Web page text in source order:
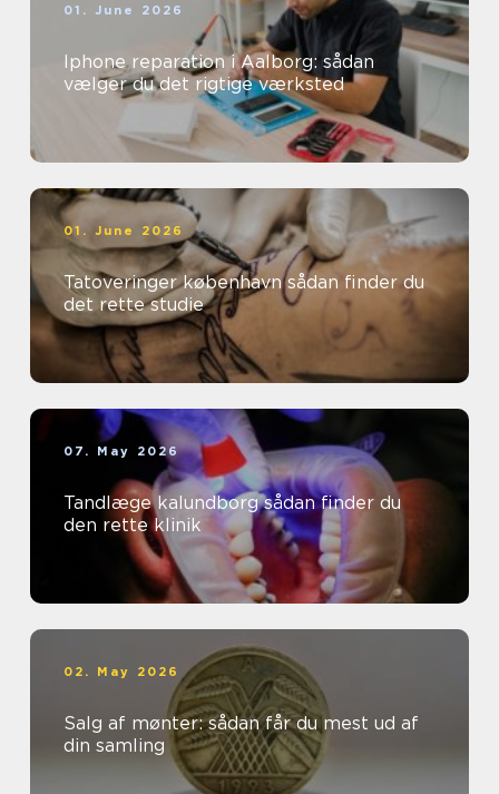
01. June 2026
Iphone reparation i Aalborg: sådan
vælger du det rigtige værksted
01. June 2026
Tatoveringer københavn sådan finder du
det rette studie
07. May 2026
Tandlæge kalundborg sådan finder du
den rette klinik
02. May 2026
Salg af mønter: sådan får du mest ud af
din samling